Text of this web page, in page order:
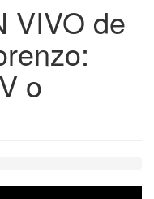
VIVO de
o